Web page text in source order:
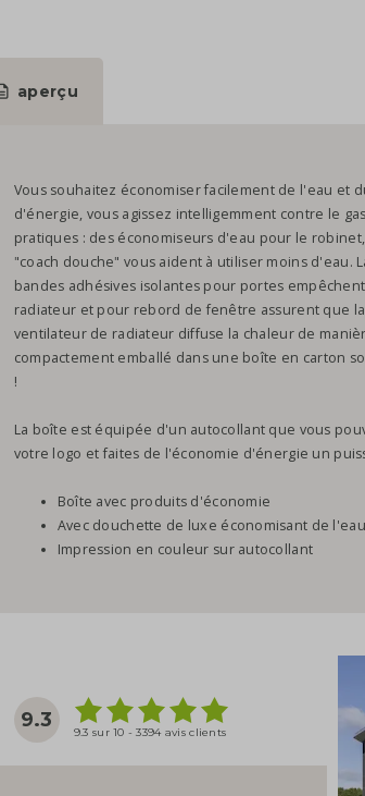
aperçu
Vous souhaitez économiser facilement de l'eau et
d'énergie, vous agissez intelligemment contre le
pratiques : des économiseurs d'eau pour le
"coach douche" vous aident à utiliser moins d'eau.
bandes adhésives isolantes pour portes
radiateur et pour rebord de fenêtre assurent que
ventilateur de radiateur diffuse la chaleur de
compactement emballé dans une boîte en carton
!
La boîte est équipée d'un autocollant que vous
votre logo et faites de l'économie d'énergie un
Boîte avec produits d'économie
Avec douchette de luxe économisant de l'eau
Impression en couleur sur autocollant
9.3
9.3 sur 10 - 3394 avis clients